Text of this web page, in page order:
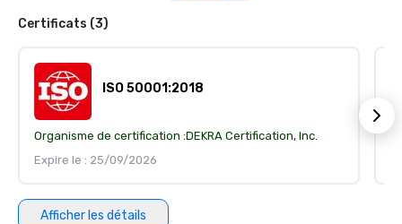
Certificats (3)
ISO 50001:2018
Organisme de certification :DEKRA Certification, Inc.
Expire le : 25/09/2026
Afficher les détails